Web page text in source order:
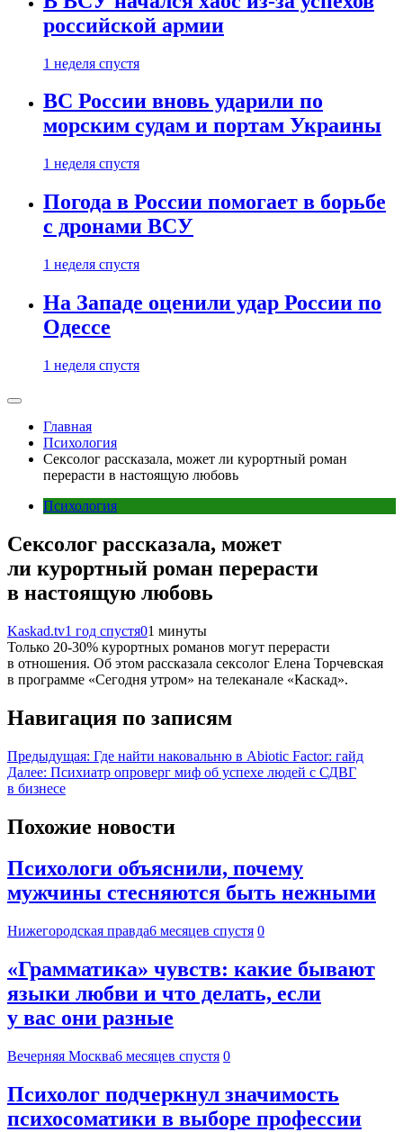
российской армии
1 неделя спустя
ВС России вновь ударили по
морским судам и портам Украины
1 неделя спустя
Погода в России помогает в борьбе
с дронами ВСУ
1 неделя спустя
На Западе оценили удар России по
Одессе
1 неделя спустя
Главная
Психология
Сексолог рассказала, может ли курортный роман
перерасти в настоящую любовь
Психология
Сексолог рассказала, может
ли курортный роман перерасти
в настоящую любовь
Kaskad.tv1 год спустя01 минуты
Только 20-30% курортных романов могут перерасти
в отношения. Об этом рассказала сексолог Елена Торчевская
в программе «Сегодня утром» на телеканале «Каскад».
Навигация по записям
Предыдущая: Где найти наковальню в Abiotic Factor: гайд
Далее: Психиатр опроверг миф об успехе людей с СДВГ
в бизнесе
Похожие новости
Психологи объяснили, почему
мужчины стесняются быть нежными
Нижегородская правда6 месяцев спустя 0
«Грамматика» чувств: какие бывают
языки любви и что делать, если
у вас они разные
Вечерняя Москва6 месяцев спустя 0
Психолог подчеркнул значимость
психосоматики в выборе профессии